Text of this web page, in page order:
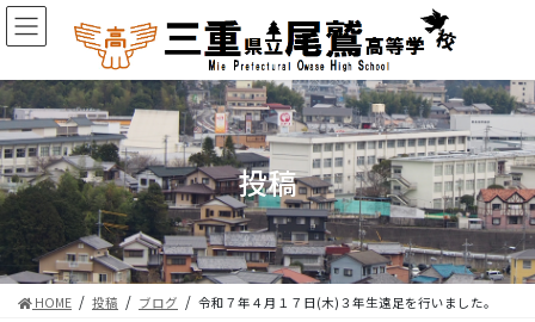
コ
ン
ン
ツ
に
移
動
ナ
ビ
ー
シ
ョ
ン
に
移
動
投稿
HOME 投稿 ブログ 令和７年４月１７日(木)３年生遠足を行いました。